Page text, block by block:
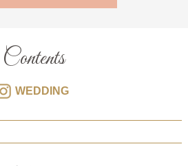
Contents
WEDDING